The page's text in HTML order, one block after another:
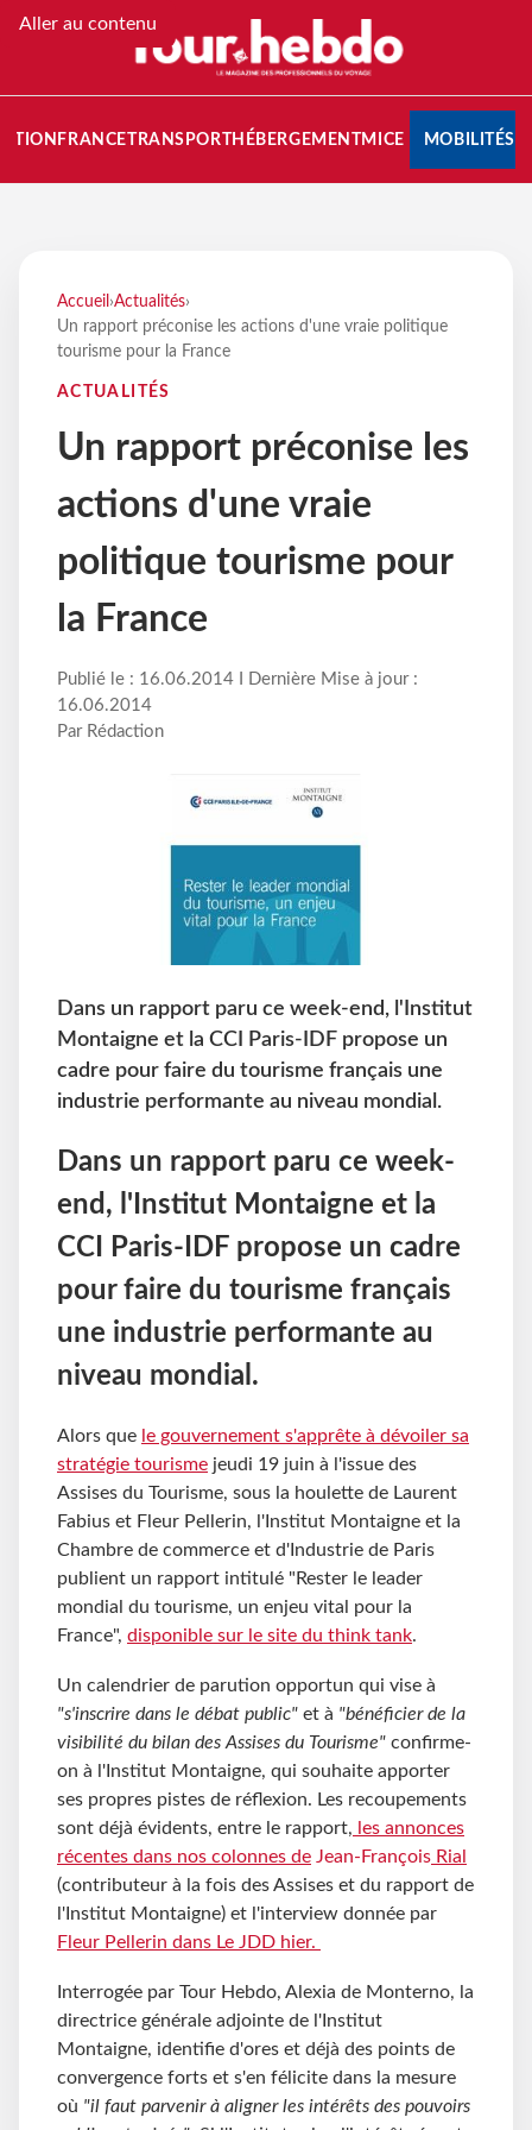
Aller au contenu
FRANCETRANSPORT HÉBERGEMENTMICE MOBILITÉS
Accueil ›Actualités›
Un rapport préconise les actions d'une vraie politique
tourisme pour la France
ACTUALITÉS
Un rapport préconise les
actions d'une vraie
politique tourisme pour
la France
Publié le : 16.06.2014 I Dernière Mise à jour :
16.06.2014
Par Rédaction
Dans un rapport paru ce week-end, l'Institut
Montaigne et la CCI Paris-IDF propose un
cadre pour faire du tourisme français une
industrie performante au niveau mondial.
Dans un rapport paru ce week-
end, l'Institut Montaigne et la
CCI Paris-IDF propose un cadre
pour faire du tourisme français
une industrie performante au
niveau mondial.
Alors que le gouvernement s'apprête à dévoiler sa
stratégie tourisme jeudi 19 juin à l'issue des
Assises du Tourisme, sous la houlette de Laurent
Fabius et Fleur Pellerin, l'Institut Montaigne et la
Chambre de commerce et d'Industrie de Paris
publient un rapport intitulé "Rester le leader
mondial du tourisme, un enjeu vital pour la
France", disponible sur le site du think tank.
Un calendrier de parution opportun qui vise à
"s'inscrire dans le débat public" et à "bénéficier de la
visibilité du bilan des Assises du Tourisme" confirme-
on à l'Institut Montaigne, qui souhaite apporter
ses propres pistes de réflexion. Les recoupements
sont déjà évidents, entre le rapport, les annonces
récentes dans nos colonnes de Jean-François Rial
(contributeur à la fois des Assises et du rapport de
l'Institut Montaigne) et l'interview donnée par
Fleur Pellerin dans Le JDD hier.
Interrogée par Tour Hebdo, Alexia de Monterno, la
directrice générale adjointe de l'Institut
Montaigne, identifie d'ores et déjà des points de
convergence forts et s'en félicite dans la mesure
où "il faut parvenir à aligner les intérêts des pouvoirs